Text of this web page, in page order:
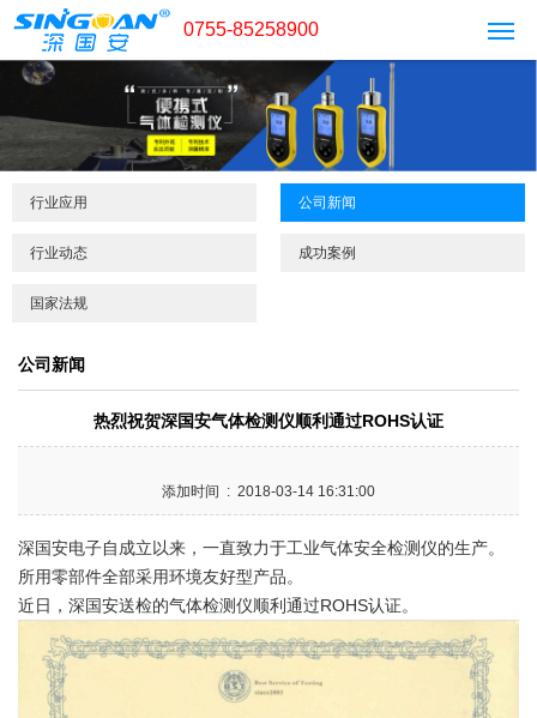
0755-85258900
行业应用 公司新闻
行业动态 成功案例
国家法规
公司新闻
热烈祝贺深国安气体检测仪顺利通过ROHS认证
添加时间 : 2018-03-14 16:31:00
深国安电子自成立以来，一直致力于工业气体安全检测仪的生产。
所用零部件全部采用环境友好型产品。
近日，深国安送检的气体检测仪顺利通过ROHS认证。